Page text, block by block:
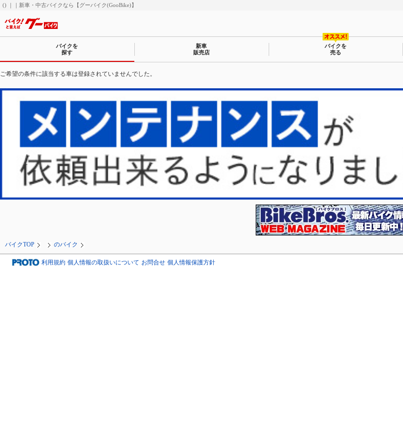
() ｜｜新車・中古バイクなら【グーバイク(GooBike)】
バイクを
探す
新車
販売店
バイクを
売る
ご希望の条件に該当する車は登録されていませんでした。
バイクTOP のバイク
利用規約 個人情報の取扱いについて お問合せ 個人情報保護方針